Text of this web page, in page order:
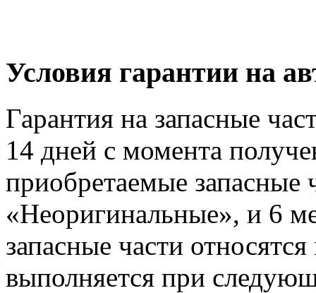
Условия гарантии на
Гарантия на запасные
14 дней с момента
приобретаемые запасные
«Неоригинальные», и 6
запасные части
выполняется при